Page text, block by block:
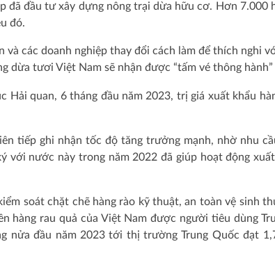
đã đầu tư xây dựng nông trại dừa hữu cơ. Hơn 7.000
đó.
và các doanh nghiệp thay đổi cách làm để thích nghi
dừa tươi Việt Nam sẽ nhận được “tấm vé thông
Hải quan, 6 tháng đầu năm 2023, trị giá xuất khẩu
tiếp ghi nhận tốc độ tăng trưởng mạnh, nhờ nhu
với nước này trong năm 2022 đã giúp hoạt động
soát chặt chẽ hàng rào kỹ thuật, an toàn vệ sinh
hàng rau quả của Việt Nam được người tiêu dùng
nửa đầu năm 2023 tới thị trường Trung Quốc đạt